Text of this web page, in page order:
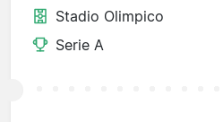
Stadio Olimpico
Serie A